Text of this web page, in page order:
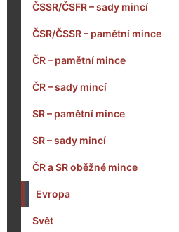
ČSSR/ČSFR – sady mincí
ČSR/ČSSR – pamětní mince
ČR – pamětní mince
ČR – sady mincí
SR – pamětní mince
SR – sady mincí
ČR a SR oběžné mince
Evropa
Svět